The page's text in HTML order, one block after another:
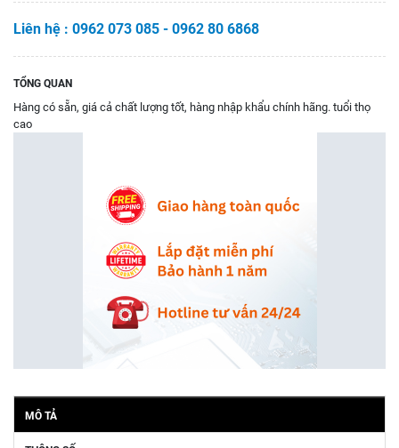
Liên hệ : 0962 073 085 - 0962 80 6868
TỔNG QUAN
Hàng có sẵn, giá cả chất lượng tốt, hàng nhập khẩu chính hãng. tuổi thọ
cao
MÔ TẢ